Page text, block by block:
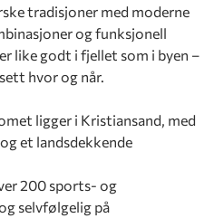
tradisjoner med moderne
og funksjonell
like godt i fjellet som i byen –
hvor og når.
ligger i Kristiansand, med
et landsdekkende
200 sports- og
selvfølgelig på